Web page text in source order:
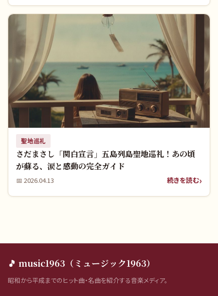
聖地巡礼
さだまさし「関白宣言」五島列島聖地巡礼！あの頃
が蘇る、涙と感動の完全ガイド
📅 2026.04.13 続きを読む
🎵 music1963（ミュージック1963）
昭和から平成までのヒット曲・名曲を紹介する音楽メディア。